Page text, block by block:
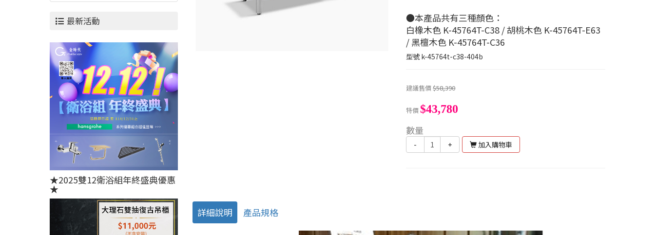
最新活動
★2025雙12衛浴組年終盛典優惠
★
●本產品共有三種顏色：
白橡木色 K-45764T-C38 / 胡桃木色 K-45764T-E63
/ 黑檀木色 K-45764T-C36
型號k-45764t-c38-404b
建議售價$58,390
特價$43,780
數量
- + 加入購物車
詳細說明 產品規格